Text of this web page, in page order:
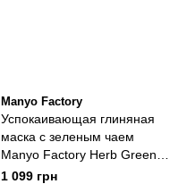
Manyo Factory
Успокаивающая глиняная
маска с зеленым чаем
Manyo Factory Herb Green
Cica Pack
1 099 грн